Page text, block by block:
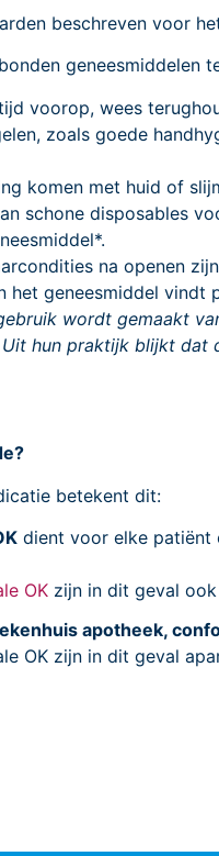
beschreven voor
geneesmiddelen
voorop, wees
zoals goede
komen met huid of
schone disposables
na openen
het geneesmiddel vindt
wordt gemaakt
hun praktijk blijkt dat
betekent dit:
dient voor elke patiënt
OK zijn in dit geval
apotheek,
OK zijn in dit geval